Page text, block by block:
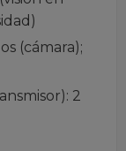
(cámara);
2